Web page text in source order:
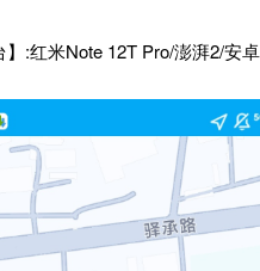
】:红米Note 12T Pro/澎湃2/安